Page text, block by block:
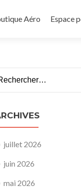
Aéro Espace
juillet 2026
juin 2026
mai 2026